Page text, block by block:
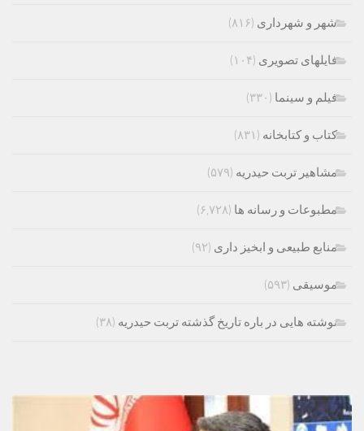
شهر و شهرداری (۸۱۶)
فایلهای تصویری (۱۰۴)
فیلم و سینما (۳۳۰)
کتاب و کتابخانه (۸۳۱)
مشاهیر تربت حیدریه (۵۷۹)
مطبوعات و رسانه ها (۶,۷۲۸)
منابع طبیعی و ابخیز داری (۹۲)
موسیقی (۵۹۳)
نوشته هایی در باره تاریخ گذشته تربت حیدریه (۳۸)